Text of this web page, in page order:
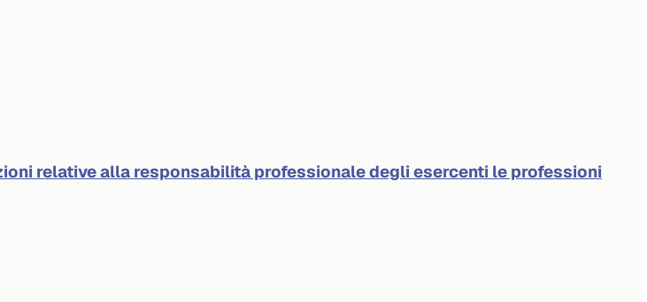
relative alla responsabilità professionale degli esercenti le professioni